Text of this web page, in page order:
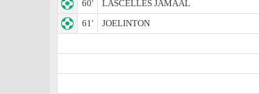
60'
LASCELLES JAMAAL
61'
JOELINTON